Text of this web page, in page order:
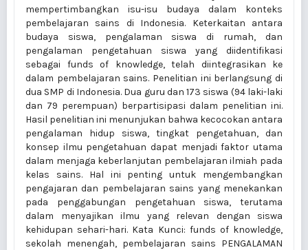
mempertimbangkan isu-isu budaya dalam konteks
pembelajaran sains di Indonesia. Keterkaitan antara
budaya siswa, pengalaman siswa di rumah, dan
pengalaman pengetahuan siswa yang diidentifikasi
sebagai funds of knowledge, telah diintegrasikan ke
dalam pembelajaran sains. Penelitian ini berlangsung di
dua SMP di Indonesia. Dua guru dan 173 siswa (94 laki-laki
dan 79 perempuan) berpartisipasi dalam penelitian ini.
Hasil penelitian ini menunjukan bahwa kecocokan antara
pengalaman hidup siswa, tingkat pengetahuan, dan
konsep ilmu pengetahuan dapat menjadi faktor utama
dalam menjaga keberlanjutan pembelajaran ilmiah pada
kelas sains. Hal ini penting untuk mengembangkan
pengajaran dan pembelajaran sains yang menekankan
pada penggabungan pengetahuan siswa, terutama
dalam menyajikan ilmu yang relevan dengan siswa
kehidupan sehari-hari. Kata Kunci: funds of knowledge,
sekolah menengah, pembelajaran sains PENGALAMAN